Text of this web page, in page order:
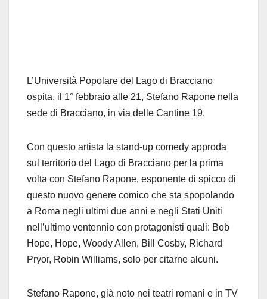
L’Università Popolare del Lago di Bracciano
ospita, il 1° febbraio alle 21, Stefano Rapone nella
sede di Bracciano, in via delle Cantine 19.
Con questo artista la stand-up comedy approda
sul territorio del Lago di Bracciano per la prima
volta con Stefano Rapone, esponente di spicco di
questo nuovo genere comico che sta spopolando
a Roma negli ultimi due anni e negli Stati Uniti
nell’ultimo ventennio con protagonisti quali: Bob
Hope, Hope, Woody Allen, Bill Cosby, Richard
Pryor, Robin Williams, solo per citarne alcuni.
Stefano Rapone, già noto nei teatri romani e in TV